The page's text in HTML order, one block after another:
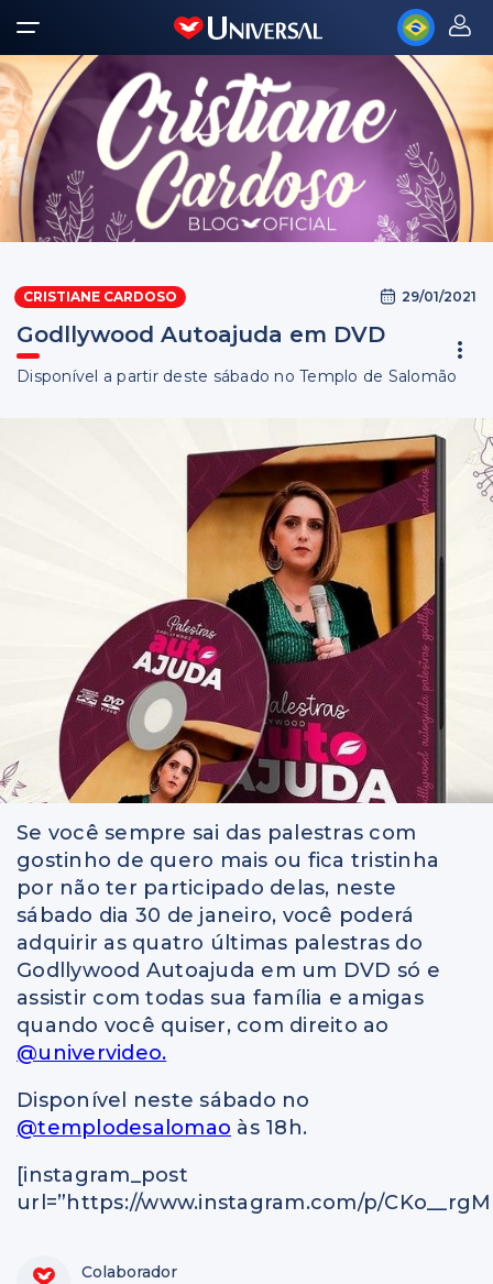
CRISTIANE CARDOSO 29/01/2021
Godllywood Autoajuda em DVD
Disponível a partir deste sábado no Templo de Salomão
Se você sempre sai das palestras com
gostinho de quero mais ou fica tristinha
por não ter participado delas, neste
sábado dia 30 de janeiro, você poderá
adquirir as quatro últimas palestras do
Godllywood Autoajuda em um DVD só e
assistir com todas sua família e amigas
quando você quiser, com direito ao
@univervideo.
Disponível neste sábado no
@templodesalomao às 18h.
[instagram_post
url=”https://www.instagram.com/p/
Colaborador